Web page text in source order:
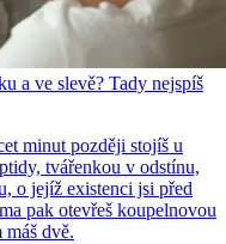
a ve slevě? Tady nejspíš
minut později stojíš u
tvářenkou v odstínu,
o jejíž existenci jsi před
pak otevřeš koupelnovou
máš dvě.